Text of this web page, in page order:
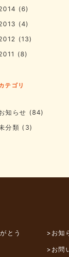
(6)
(4)
(13)
(8)
テゴリ
知らせ (84)
分類 (3)
とう >お知
>お問